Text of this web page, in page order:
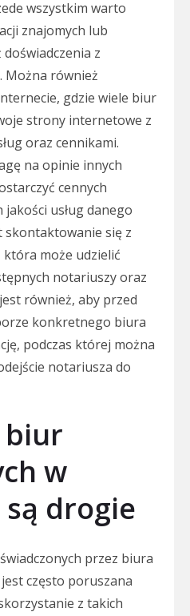
wszystkim warto
znajomych lub
z
Można również
gdzie wiele biur
strony internetowe z
oraz cennikami.
na opinie innych
cennych
usług danego
skontaktowanie się z
może udzielić
notariuszy oraz
również, aby przed
konkretnego biura
podczas której można
notariusza do
biur
w
są drogie
przez biura
często poruszana
z takich